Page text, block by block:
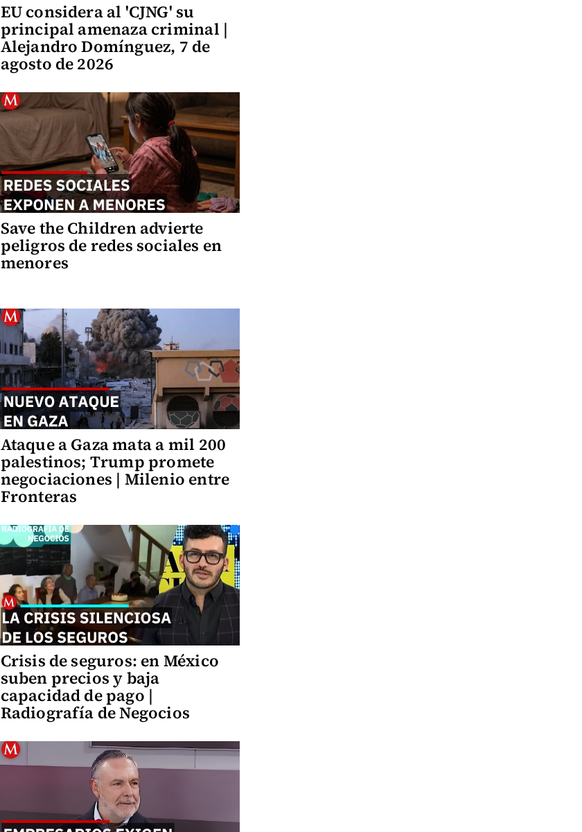
EU considera al 'CJNG' su
principal amenaza criminal |
Alejandro Domínguez, 7 de
agosto de 2026
Save the Children advierte
peligros de redes sociales en
menores
Ataque a Gaza mata a mil 200
palestinos; Trump promete
negociaciones | Milenio entre
Fronteras
Crisis de seguros: en México
suben precios y baja
capacidad de pago |
Radiografía de Negocios